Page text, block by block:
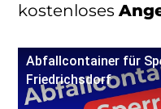
kostenloses
Abfallcontainer für
Friedrichsdorf